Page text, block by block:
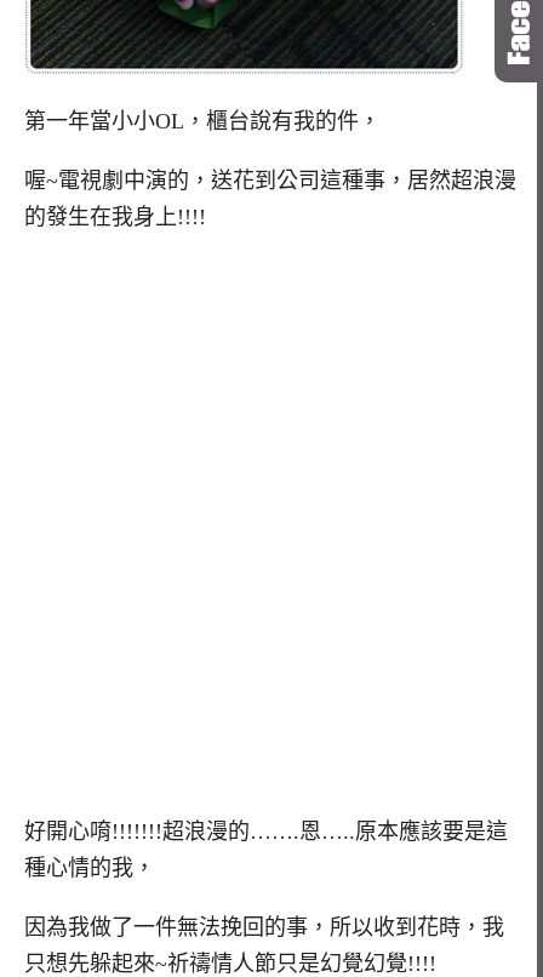
第一年當小小OL，櫃台說有我的件，
喔~電視劇中演的，送花到公司這種事，居然超浪漫
的發生在我身上!!!!
好開心唷!!!!!!!超浪漫的…….恩…..原本應該要是這
種心情的我，
因為我做了一件無法挽回的事，所以收到花時，我
只想先躲起來~祈禱情人節只是幻覺幻覺!!!!